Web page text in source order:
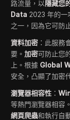
路流量，以隱藏您
Data 2023 年的一
之一，因為它可防
資料加密 ：此服務
要。加密可防止您
上。根據 Global
安全，凸顯了加密
瀏覽器相容性 ：
等熱門瀏覽器相容
網頁爬蟲和執行自